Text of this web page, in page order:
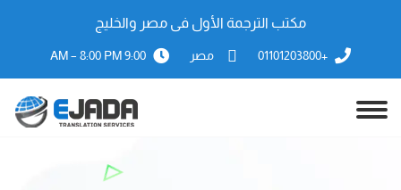
مكتب الترجمة الأول فى مصر والخليج
+01101203800 مصر 9:00 AM – 8:00 PM